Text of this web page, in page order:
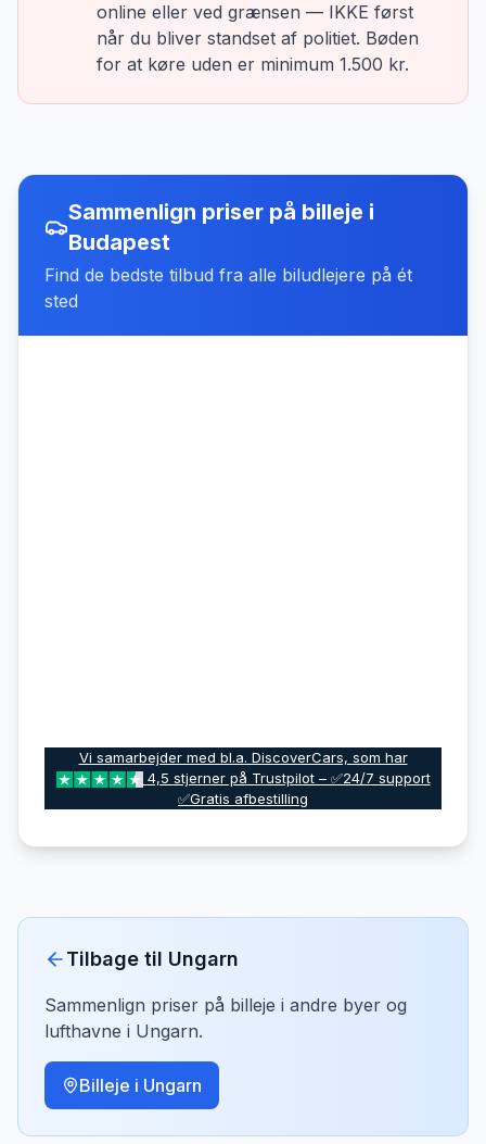
online eller ved grænsen — IKKE først
når du bliver standset af politiet. Bøden
for at køre uden er minimum 1.500 kr.
Sammenlign priser på billeje i
Budapest
Find de bedste tilbud fra alle biludlejere på ét
sted
Vi samarbejder med bl.a. DiscoverCars, som har
4,5 stjerner på Trustpilot – ✅24/7 support
✅Gratis afbestilling
Tilbage til Ungarn
Sammenlign priser på billeje i andre byer og
lufthavne i Ungarn.
Billeje i Ungarn